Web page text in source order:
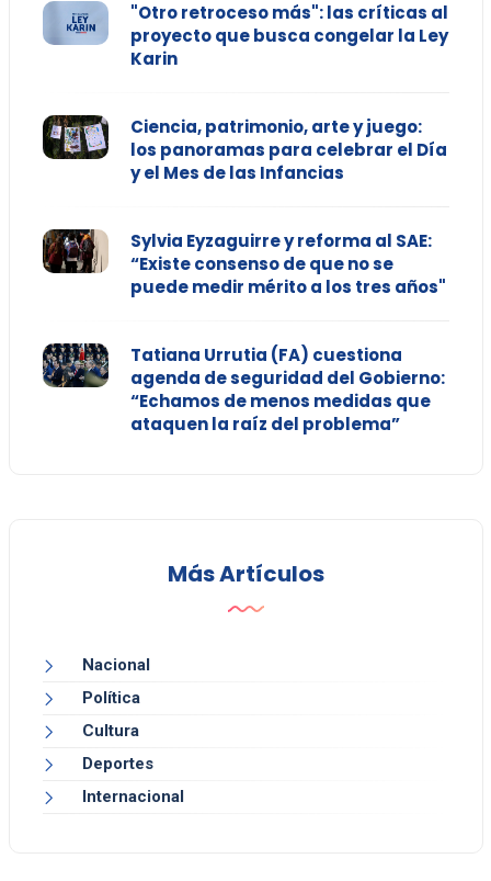
"Otro retroceso más": las críticas al
proyecto que busca congelar la Ley
Karin
Ciencia, patrimonio, arte y juego:
los panoramas para celebrar el Día
y el Mes de las Infancias
Sylvia Eyzaguirre y reforma al SAE:
“Existe consenso de que no se
puede medir mérito a los tres años"
Tatiana Urrutia (FA) cuestiona
agenda de seguridad del Gobierno:
“Echamos de menos medidas que
ataquen la raíz del problema”
Más Artículos
Nacional
Política
Cultura
Deportes
Internacional